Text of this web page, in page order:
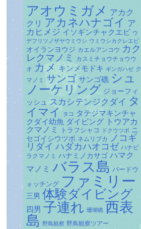
アオウミガメ
アカク
クリ アカネハナゴイ ア
カヒメジ イソギンチャクエビ ウ
デフリツノザヤウミウシ ウミウシカクレエビ
オイランヨウジ カエルアンコウ カク
レクマノミ
カスミチョウチョウウ
オ カメ キンメモドキ ギンガハゼ ク
マノミ サンゴ サンゴ礁 シュ
ノーケリング ジョーフィ
ッシュ スカシテンジクダイ タ
イマイ タコ タテジマキンチャ
クダイ幼魚 ダイビング トウアカ
クマノミ
トラフシャコ ドクウツボ
ニ
セゴイシウツボ ネムリブカ
ノコギ
リダイ ハダカハオコゼ ハナビ
ラクマノミ ハナミノカサゴ ハマク
マノミ バラス島 バードウ
ォッチング ファミリー
三男 体験ダイビング
四男 子連れ 珊瑚礁 西表
島
野鳥観察 野鳥観察ツアー